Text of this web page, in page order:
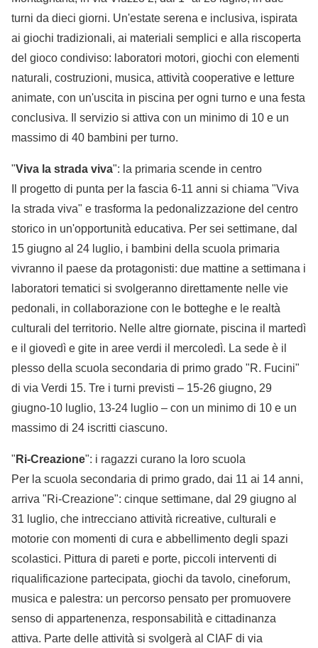
turni da dieci giorni. Un'estate serena e inclusiva, ispirata
ai giochi tradizionali, ai materiali semplici e alla riscoperta
del gioco condiviso: laboratori motori, giochi con elementi
naturali, costruzioni, musica, attività cooperative e letture
animate, con un'uscita in piscina per ogni turno e una festa
conclusiva. Il servizio si attiva con un minimo di 10 e un
massimo di 40 bambini per turno.
"Viva la strada viva": la primaria scende in centro
Il progetto di punta per la fascia 6-11 anni si chiama "Viva
la strada viva" e trasforma la pedonalizzazione del centro
storico in un'opportunità educativa. Per sei settimane, dal
15 giugno al 24 luglio, i bambini della scuola primaria
vivranno il paese da protagonisti: due mattine a settimana i
laboratori tematici si svolgeranno direttamente nelle vie
pedonali, in collaborazione con le botteghe e le realtà
culturali del territorio. Nelle altre giornate, piscina il martedì
e il giovedì e gite in aree verdi il mercoledì. La sede è il
plesso della scuola secondaria di primo grado "R. Fucini"
di via Verdi 15. Tre i turni previsti – 15-26 giugno, 29
giugno-10 luglio, 13-24 luglio – con un minimo di 10 e un
massimo di 24 iscritti ciascuno.
" Ri-Creazione": i ragazzi curano la loro scuola
Per la scuola secondaria di primo grado, dai 11 ai 14 anni,
arriva "Ri-Creazione": cinque settimane, dal 29 giugno al
31 luglio, che intrecciano attività ricreative, culturali e
motorie con momenti di cura e abbellimento degli spazi
scolastici. Pittura di pareti e porte, piccoli interventi di
riqualificazione partecipata, giochi da tavolo, cineforum,
musica e palestra: un percorso pensato per promuovere
senso di appartenenza, responsabilità e cittadinanza
attiva. Parte delle attività si svolgerà al CIAF di via